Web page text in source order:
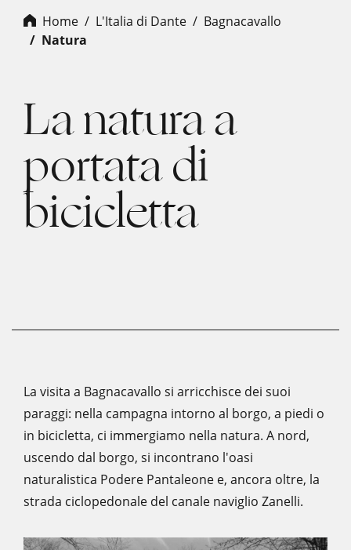
Home L'Italia di Dante
bagnacavallo
natura
La natura a
portata di
bicicletta
La visita a Bagnacavallo si arricchisce dei suoi
paraggi: nella campagna intorno al borgo, a piedi o
in bicicletta, ci immergiamo nella natura. A nord,
uscendo dal borgo, si incontrano l'oasi
naturalistica Podere Pantaleone e, ancora oltre, la
strada ciclopedonale del canale naviglio Zanelli.